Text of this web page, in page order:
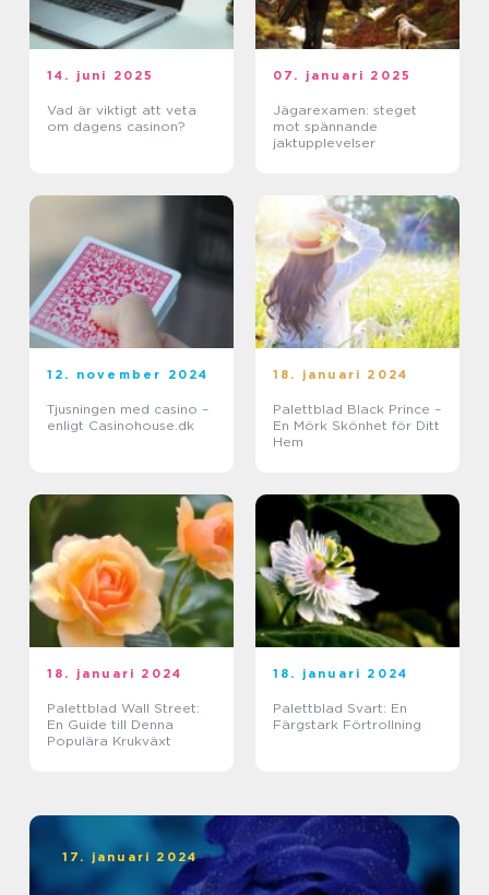
14. juni 2025
Vad är viktigt att veta
om dagens casinon?
07. januari 2025
Jägarexamen: steget
mot spännande
jaktupplevelser
12. november 2024
Tjusningen med casino –
enligt Casinohouse.dk
18. januari 2024
Palettblad Black Prince –
En Mörk Skönhet för Ditt
Hem
18. januari 2024
Palettblad Wall Street:
En Guide till Denna
Populära Krukväxt
18. januari 2024
Palettblad Svart: En
Färgstark Förtrollning
17. januari 2024